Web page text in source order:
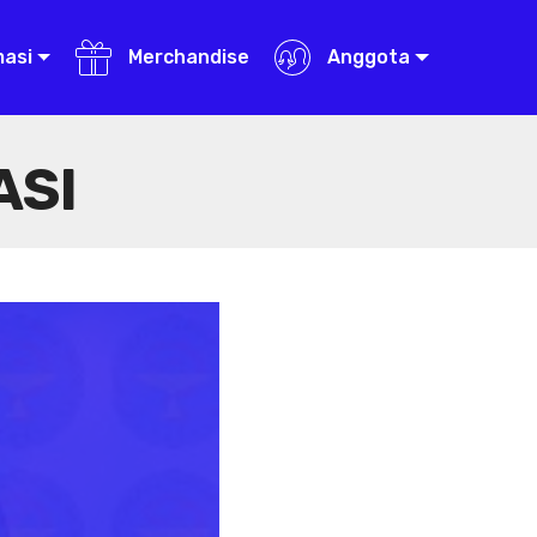
Merchandise Anggota